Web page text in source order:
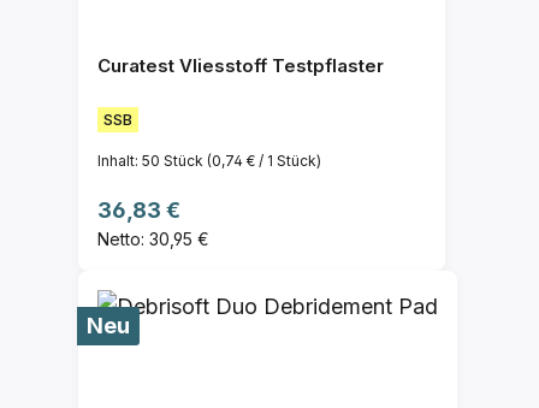
Curatest Vliesstoff Testpflaster
SSB
Inhalt: 50 Stück (0,74 € / 1 Stück)
Regulärer Preis:
36,83 €
Netto: 30,95 €
Neu